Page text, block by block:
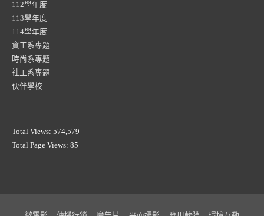
112學年度
113學年度
114學年度
資工系專題
時尚系專題
社工系專題
伙伴學校
Total Views: 574,579
Total Page Views: 85